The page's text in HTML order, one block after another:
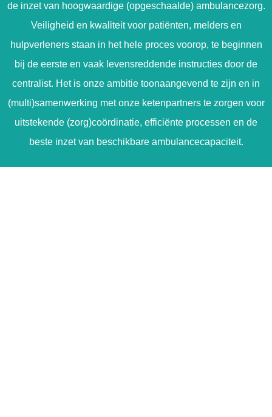
de inzet van hoogwaardige (opgeschaalde) ambulancezorg.
Veiligheid en kwaliteit voor patiënten, melders en
hulpverleners staan in het hele proces voorop, te beginnen
bij de eerste en vaak levensreddende instructies door de
centralist. Het is onze ambitie toonaangevend te zijn en in
(multi)samenwerking met onze ketenpartners te zorgen voor
uitstekende (zorg)coördinatie, efficiënte processen en de
beste inzet van beschikbare ambulancecapaciteit.